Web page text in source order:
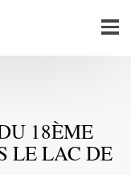
18ÈME
LE LAC DE